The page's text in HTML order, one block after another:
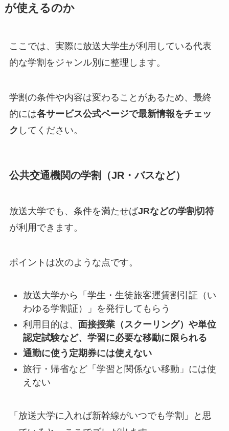
が使えるのか
ここでは、実際に放送大学生が利用している代表
的な学割をジャンル別に整理します。
学割の条件や内容は変わることがあるため、最終
的には各サービス公式ページで最新情報をチェッ
ク してください。
公共交通機関の学割（JR・バスなど）
放送大学でも、条件を満たせばJRなどの学割切符
が利用できます。
ポイントは次のような点です。
放送大学から「学生・生徒旅客運賃割引証（い
わゆる学割証）」を発行してもらう
利用目的は、 面接授業（スクーリング）や単位
認定試験など、学習に必要な移動に限られる
通勤に使う定期券には使えない
旅行・帰省など「学習と関係ない移動」には使
えない
「放送大学に入れば新幹線がいつでも学割」と思